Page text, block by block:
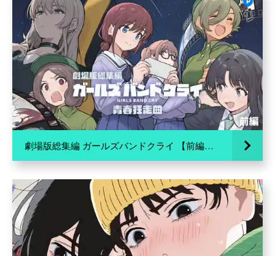
劇場版総集編 ガールズバンドクライ 【前編】 青春狂走曲